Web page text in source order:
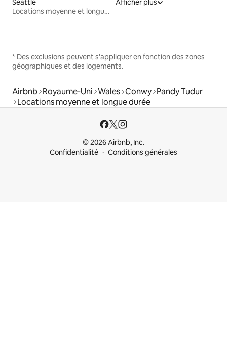
Seattle
Locations moyenne et longue durée
Afficher plus
* Des exclusions peuvent s'appliquer en fonction des zones
géographiques et des logements.
Airbnb Royaume-Uni Wales Conwy Pandy Tudur
Locations moyenne et longue durée
© 2026 Airbnb, Inc.
Confidentialité
Conditions générales